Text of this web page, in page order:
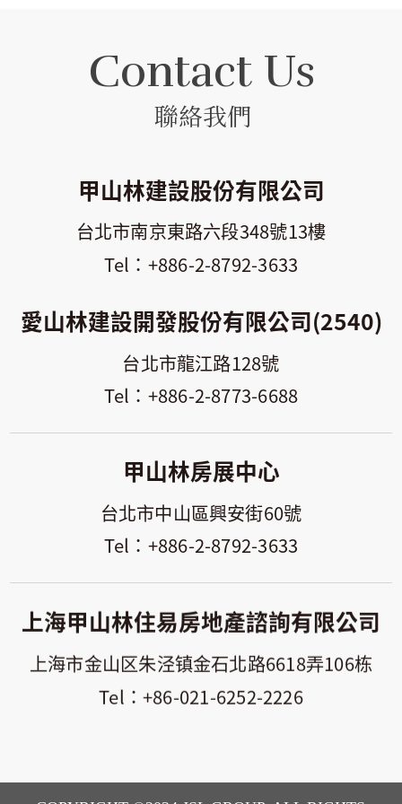
Contact Us
聯絡我們
甲山林建設股份有限公司
台北市南京東路六段348號13樓
+886-2-8792-3633
愛山林建設開發股份有限公司(2540)
台北市龍江路128號
+886-2-8773-6688
甲山林房展中心
台北市中山區興安街60號
+886-2-8792-3633
上海甲山林住易房地產諮詢有限公司
上海市金山区朱泾镇金石北路6618弄106栋
+86-021-6252-2226